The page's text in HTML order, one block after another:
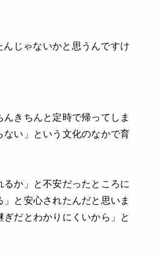
じゃないかと思うんですけ
きちんと定時で帰ってしま
ない」という文化のなかで育
か」と不安だったところに
と安心されたんだと思いま
だとわかりにくいから」と